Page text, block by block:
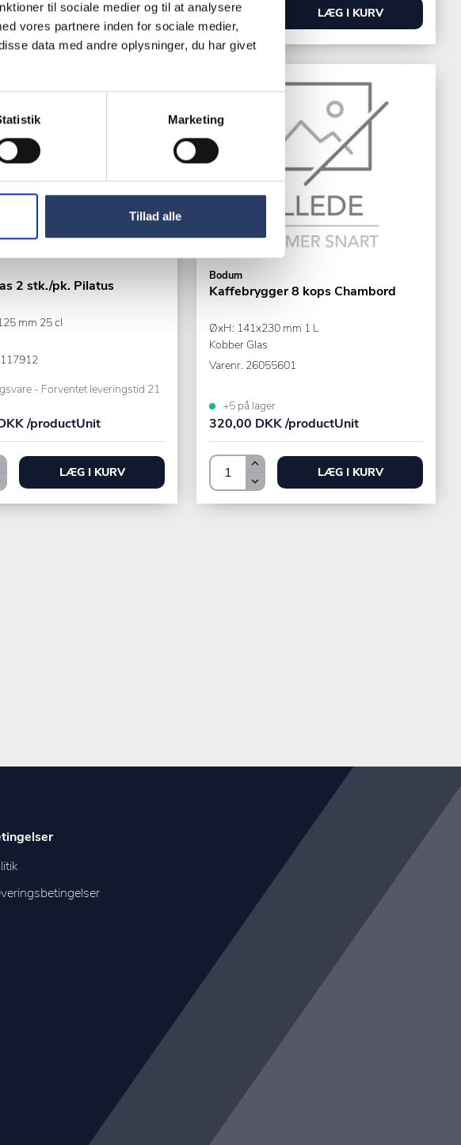
til sociale medier og til at analysere
vores partnere inden for sociale medier,
data med andre oplysninger, du har givet
Marketing
Tillad alle
LÆG I KURV LÆG I KURV
2 stk./pk. Pilatus
mm 25 cl
- Forventet leveringstid 21
/productUnit
LÆG I KURV
Bodum
Kaffebrygger 8 kops Chambord
ØxH: 141x230 mm 1 L
Kobber Glas
Varenr. 26055601
+5 på lager
320,00 DKK /productUnit
LÆG I KURV